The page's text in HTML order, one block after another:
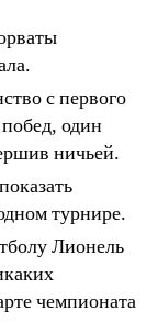
с первого
один
ничьей.
турнире.
Лионель
чемпионата